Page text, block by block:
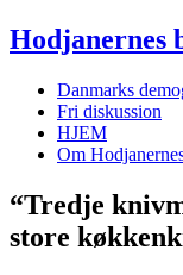
Hodjanernes
Danmarks
Fri diskussion
HJEM
Om
“Tredje
store